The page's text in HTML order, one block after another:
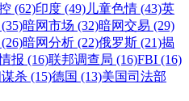
(62)印度 (49) 儿童色情 (43)英
暗网市场 (32)暗网交易 (29)
暗网分析 (22)俄罗斯 (21)揭
报 (16)联邦调查局 (16)FBI (16)
杀 (15)德国 (13)美国司法部